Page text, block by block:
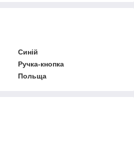
Синій
Ручка-кнопка
Польща